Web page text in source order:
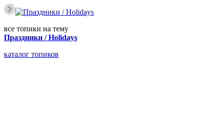
все топики на тему
Праздники / Holidays
каталог топиков